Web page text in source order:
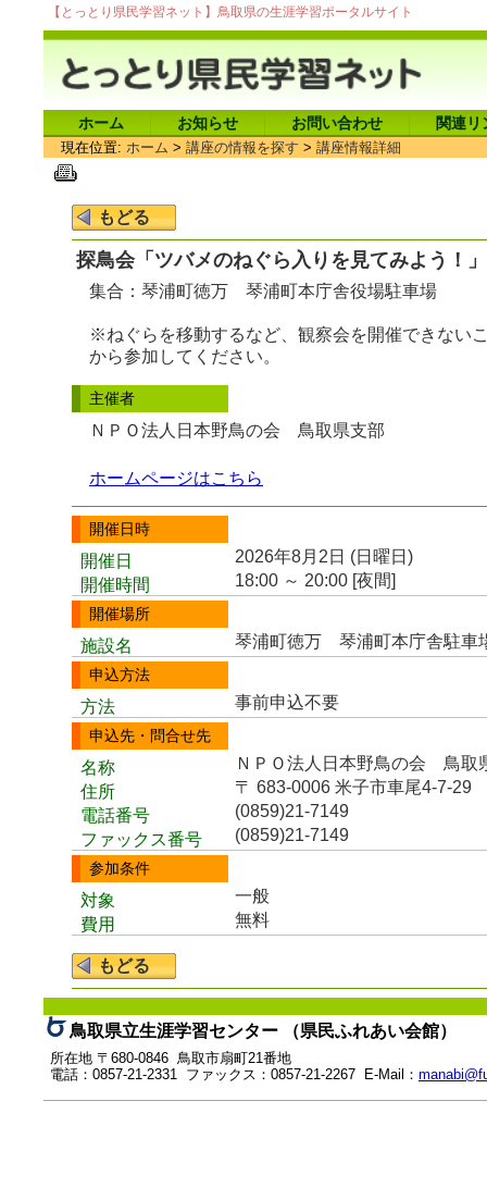
【とっとり県民学習ネット】鳥取県の生涯学習ポータルサイト
ホーム お知らせ お問い合わせ 関連リ
現在位置: ホーム > 講座の情報を探す > 講座情報詳細
探鳥会「ツバメのねぐら入りを見てみよう！」
集合：琴浦町徳万 琴浦町本庁舎役場駐車場
※ねぐらを移動するなど、観察会を開催できない
から参加してください。
主催者
ＮＰＯ法人日本野鳥の会 鳥取県支部
ホームページはこちら
開催日時
開催日
2026年8月2日 (日曜日)
開催時間
18:00 ～ 20:00 [夜間]
開催場所
施設名 琴浦町徳万 琴浦町本庁舎駐車
申込方法
方法 事前申込不要
申込先・問合せ先
名称
ＮＰＯ法人日本野鳥の会 鳥取
住所
〒 683-0006 米子市車尾4-7-29
電話番号
(0859)21-7149
ファックス番号
(0859)21-7149
参加条件
対象
一般
費用
無料
鳥取県立生涯学習センター （県民ふれあい会館）
所在地 〒680-0846 鳥取市扇町21番地
電話：0857-21-2331 ファックス：0857-21-2267 E-Mail：